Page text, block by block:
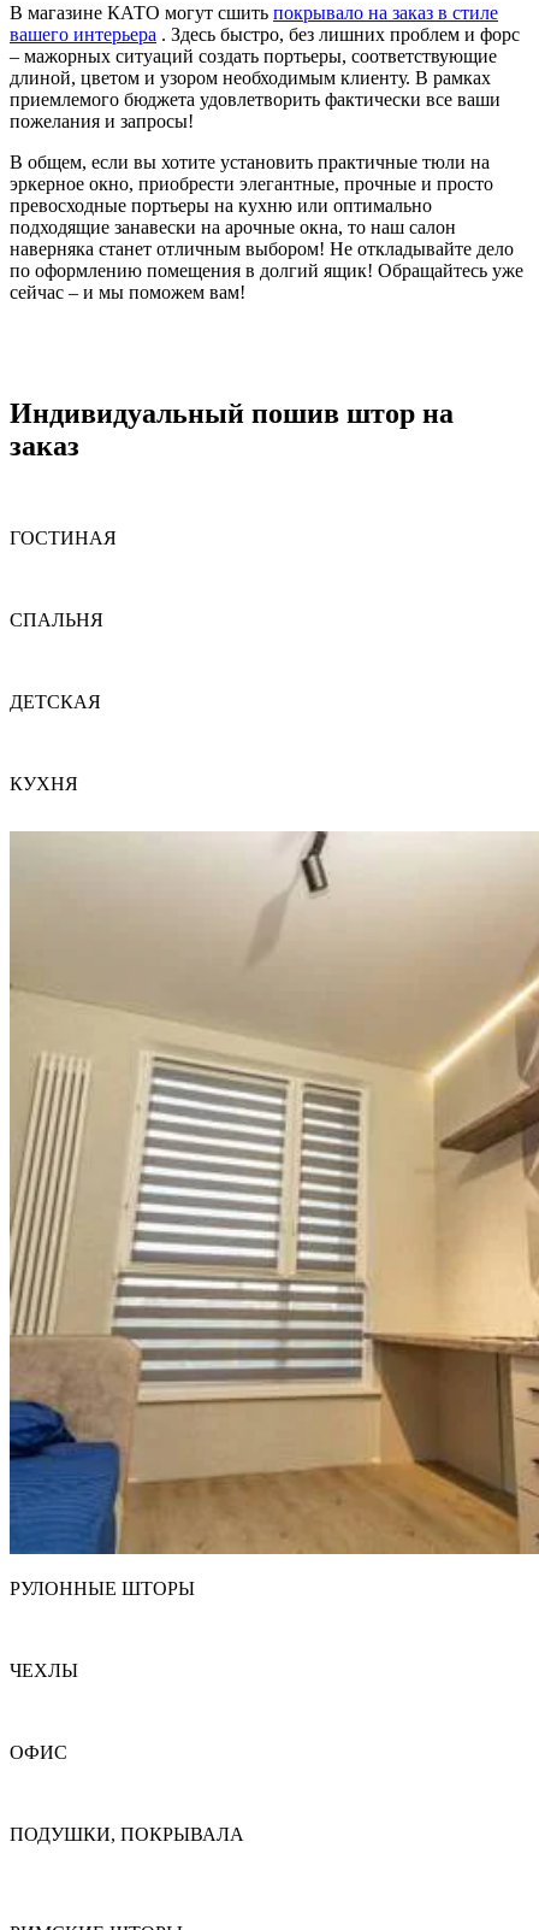
В магазине КАТО могут сшить покрывало на заказ в стиле
вашего интерьера . Здесь быстро, без лишних проблем и форс
– мажорных ситуаций создать портьеры, соответствующие
длиной, цветом и узором необходимым клиенту. В рамках
приемлемого бюджета удовлетворить фактически все ваши
пожелания и запросы!
В общем, если вы хотите установить практичные тюли на
эркерное окно, приобрести элегантные, прочные и просто
превосходные портьеры на кухню или оптимально
подходящие занавески на арочные окна, то наш салон
наверняка станет отличным выбором! Не откладывайте дело
по оформлению помещения в долгий ящик! Обращайтесь уже
сейчас – и мы поможем вам!
Индивидуальный пошив штор на
заказ
ГОСТИНАЯ
СПАЛЬНЯ
ДЕТСКАЯ
КУХНЯ
РУЛОННЫЕ ШТОРЫ
ЧЕХЛЫ
ОФИС
ПОДУШКИ, ПОКРЫВАЛА